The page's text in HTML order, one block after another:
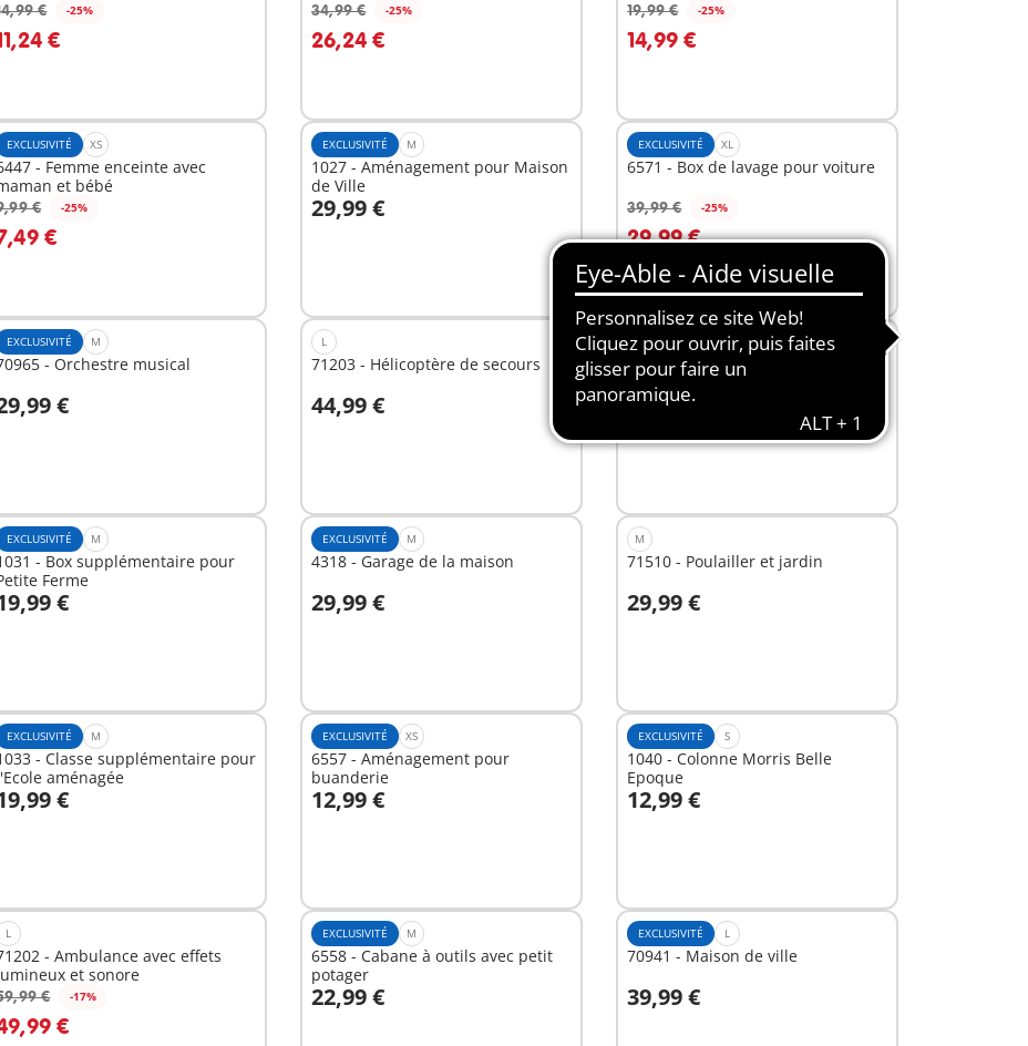
€ -25%
€
34,99 € -25%
26,24 €
19,99 € -25%
14,99 €
EXCLUSIVITÉ XS
- Femme enceinte avec
et bébé
€ -25%
€
EXCLUSIVITÉ M
1027 - Aménagement pour Maison
de Ville
29,99 €
Au panier
EXCLUSIVITÉ XL
6571 - Box de lavage pour voiture
39,99 € -25%
29,99 €
EXCLUSIVITÉ M
- Orchestre musical
€
Au panier
L
71203 - Hélicoptère de secours
44,99 €
Au panier
EXCLUSIVITÉ XS
6530 - Famille Hauser
10,99 €
EXCLUSIVITÉ M
- Box supplémentaire pour
Ferme
€
Au panier
EXCLUSIVITÉ M
4318 - Garage de la maison
29,99 €
Au panier
M
71510 - Poulailler et jardin
29,99 €
Au panier
EXCLUSIVITÉ M
- Classe supplémentaire pour
aménagée
€
Au panier
EXCLUSIVITÉ XS
6557 - Aménagement pour
buanderie
12,99 €
Au panier
EXCLUSIVITÉ S
1040 - Colonne Morris Belle
Epoque
12,99 €
Au panier
L
- Ambulance avec effets
et sonore
€ -17%
€
EXCLUSIVITÉ M
6558 - Cabane à outils avec petit
potager
22,99 €
Au panier
EXCLUSIVITÉ L
70941 - Maison de ville
39,99 €
Au panier